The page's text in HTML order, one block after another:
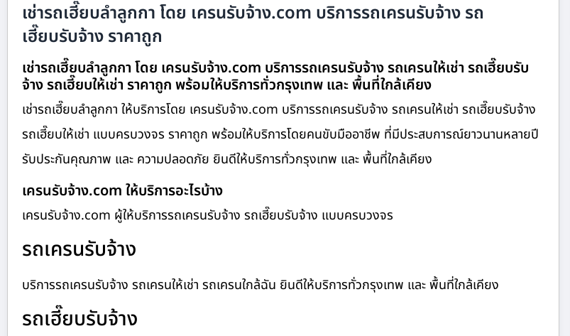
เช่ารถเฮี๊ยบลำลูกกา โดย เครนรับจ้าง.com บริการรถเครนรับจ้าง รถ
เฮี๊ยบรับจ้าง ราคาถูก
เช่ารถเฮี๊ยบลำลูกกา โดย เครนรับจ้าง.com บริการรถเครนรับจ้าง รถเครนให้เช่า รถเฮี๊ยบรับ
จ้าง รถเฮี๊ยบให้เช่า ราคาถูก พร้อมให้บริการทั่วกรุงเทพ และ พื้นที่ใกล้เคียง
เช่ารถเฮี๊ยบลำลูกกา ให้บริการโดย เครนรับจ้าง.com บริการรถเครนรับจ้าง รถเครนให้เช่า รถเฮี๊ยบรับจ้าง
รถเฮี๊ยบให้เช่า แบบครบวงจร ราคาถูก พร้อมให้บริการโดยคนขับมืออาชีพ ที่มีประสบการณ์ยาวนานหลายปี
รับประกันคุณภาพ และ ความปลอดภัย ยินดีให้บริการทั่วกรุงเทพ และ พื้นที่ใกล้เคียง
เครนรับจ้าง.com ให้บริการอะไรบ้าง
เครนรับจ้าง.com ผู้ให้บริการรถเครนรับจ้าง รถเฮี๊ยบรับจ้าง แบบครบวงจร
รถเครนรับจ้าง
บริการรถเครนรับจ้าง รถเครนให้เช่า รถเครนใกล้ฉัน ยินดีให้บริการทั่วกรุงเทพ และ พื้นที่ใกล้เคียง
รถเฮี๊ยบรับจ้าง